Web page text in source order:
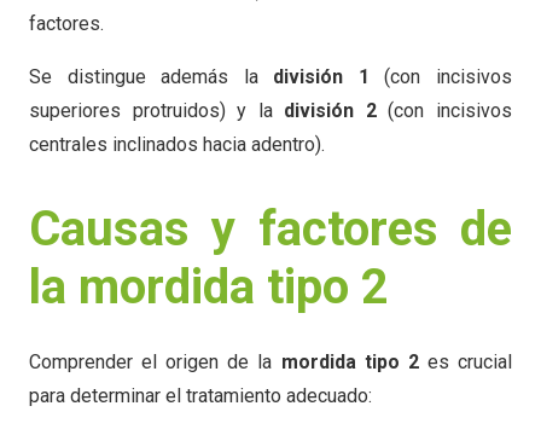
factores.
Se distingue además la división 1 (con incisivos
superiores protruidos) y la división 2(con incisivos
centrales inclinados hacia adentro).
Causas y factores de
la mordida tipo 2
Comprender el origen de la mordida tipo 2es crucial
para determinar el tratamiento adecuado: